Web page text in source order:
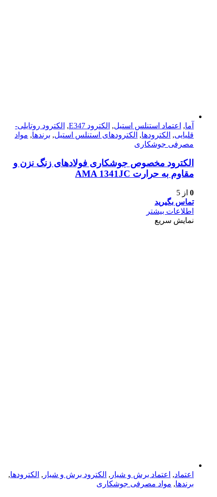
آما, اعتماد استنلس استیل, الکترود E347 , الکترود روتایلی-
قلیایی, الکترودها, الکترودهای استنلس استیل, برندها, مواد
مصرفی جوشکاری
الکترود مخصوص جوشکاری فولادهای زنگ نزن و
مقاوم به حرارت AMA 1341JC
0 از 5
تماس بگیرید
اطلاعات بیشتر
نمایش سریع
اعتماد, اعتماد برش و شیار , الکترود برش و شیار , الکترودها,
برندها, مواد مصرفی جوشکاری